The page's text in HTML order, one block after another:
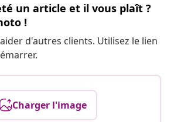
un article et il vous plaît ?
!
d'autres clients. Utilisez le lien
Charger l'image